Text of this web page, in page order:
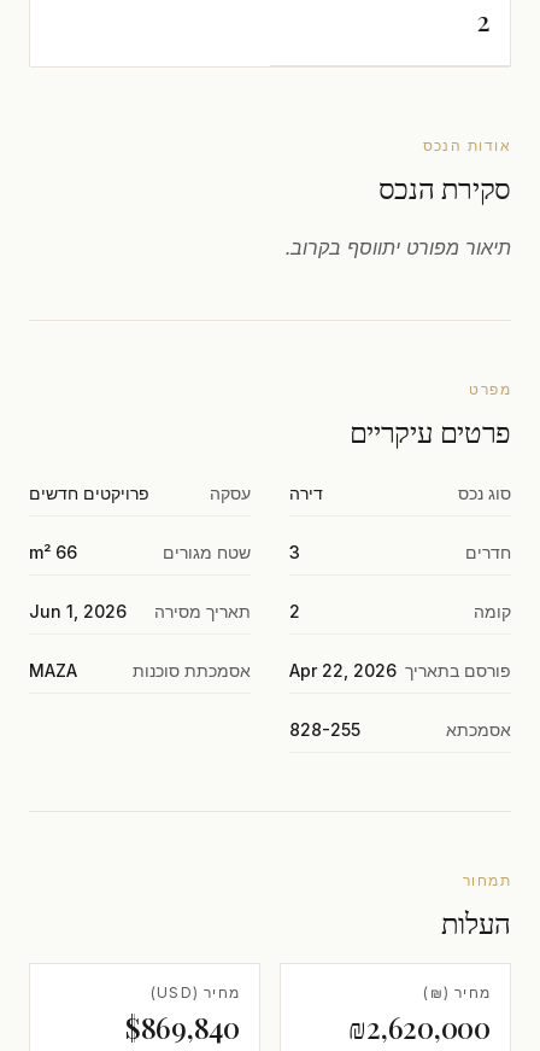
2
אודות הנכס
סקירת הנכס
תיאור מפורט יתווסף בקרוב.
מפרט
פרטים עיקריים
סוג נכס דירה עסקה פרויקטים חדשים
חדרים 3 שטח מגורים 66 m²
קומה 2 תאריך מסירה Jun 1, 2026
פורסם בתאריך Apr 22, 2026 אסמכתת סוכנות MAZA
אסמכתא 828-255
תמחור
העלות
מחיר (₪)
₪2,620,000
מחיר (USD)
$869,840